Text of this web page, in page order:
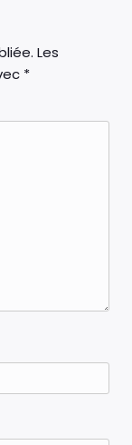
Les
*